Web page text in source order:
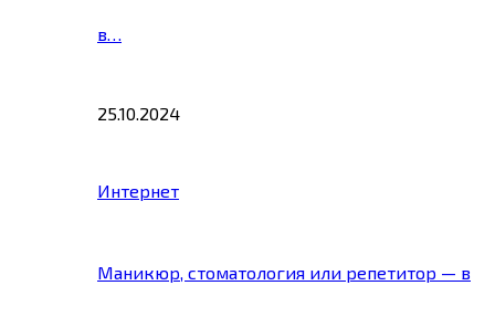
в…
25.10.2024
Интернет
Маникюр, стоматология или репетитор — в